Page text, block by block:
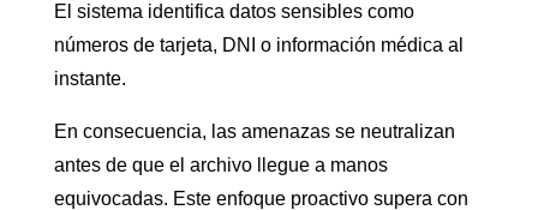
El sistema identifica datos sensibles como
números de tarjeta, DNI o información médica al
instante.
En consecuencia, las amenazas se neutralizan
antes de que el archivo llegue a manos
equivocadas. Este enfoque proactivo supera con